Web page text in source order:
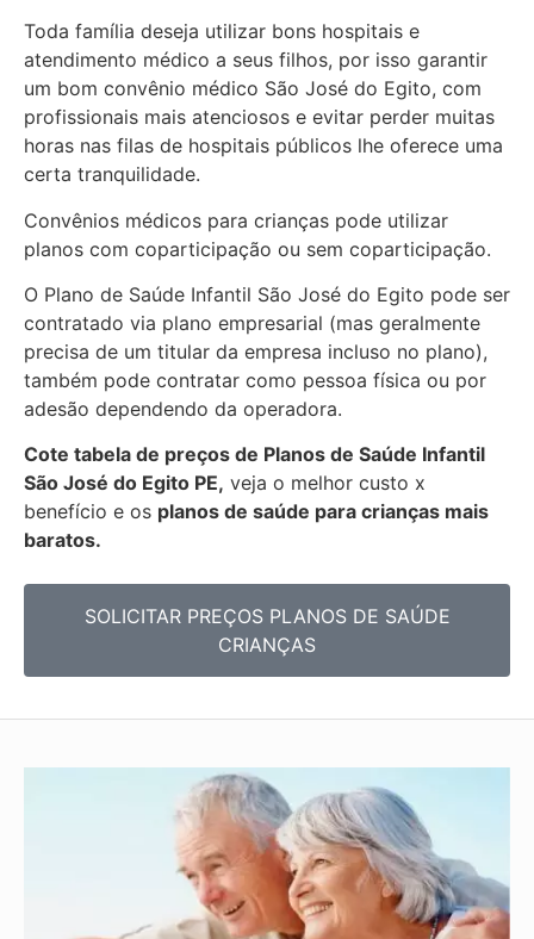
Toda família deseja utilizar bons hospitais e
atendimento médico a seus filhos, por isso garantir
um bom convênio médico São José do Egito, com
profissionais mais atenciosos e evitar perder muitas
horas nas filas de hospitais públicos lhe oferece uma
certa tranquilidade.
Convênios médicos para crianças pode utilizar
planos com coparticipação ou sem coparticipação.
O Plano de Saúde Infantil São José do Egito pode ser
contratado via plano empresarial (mas geralmente
precisa de um titular da empresa incluso no plano),
também pode contratar como pessoa física ou por
adesão dependendo da operadora.
Cote tabela de preços de Planos de Saúde Infantil
São José do Egito PE, veja o melhor custo x
benefício e os planos de saúde para crianças mais
baratos.
SOLICITAR PREÇOS PLANOS DE SAÚDE
CRIANÇAS